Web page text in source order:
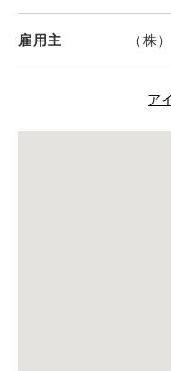
雇用主 （株
ア